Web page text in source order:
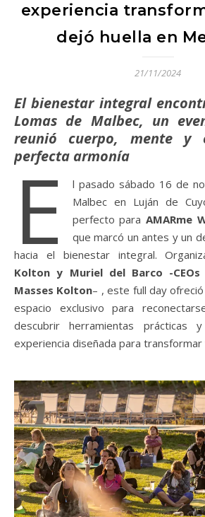
experiencia
dejó huella en
21/11/2024
El bienestar integral encontró su hogar en
Lomas de Malbec, un
reunió cuerpo, mente y
perfecta armonía
E
l pasado sábado 16 de
Malbec en Luján de
perfecto para AMARme
que marcó un antes y un
hacia el bienestar integral.
Kolton y Muriel del Barco -
Masses Kolton– , este full day
espacio exclusivo para
descubrir herramientas prácticas
experiencia diseñada para transformar